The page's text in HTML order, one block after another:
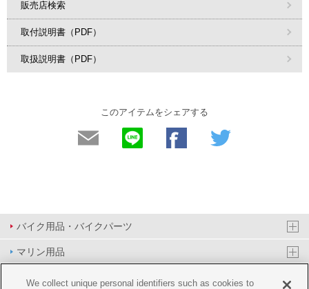
販売店検索
取付説明書（PDF）
取扱説明書（PDF）
このアイテムをシェアする
バイク用品・バイクパーツ
マリン用品
PAS/YPJ用品
We collect unique personal identifiers such as cookies to